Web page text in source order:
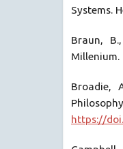
Systems.
Braun,
Millenium.
Broadie,
https://